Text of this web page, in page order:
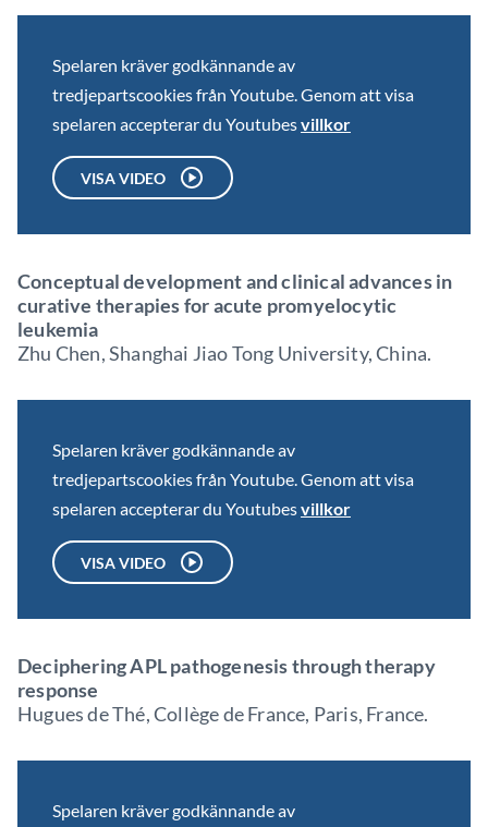
Spelaren kräver godkännande av
tredjepartscookies från Youtube. Genom att visa
spelaren accepterar du Youtubesvillkor
VISA VIDEO
Conceptual development and clinical advances in
curative therapies for acute promyelocytic
leukemia
Zhu Chen, Shanghai Jiao Tong University, China.
Spelaren kräver godkännande av
tredjepartscookies från Youtube. Genom att visa
spelaren accepterar du Youtubesvillkor
VISA VIDEO
Deciphering APL pathogenesis through therapy
response
Hugues de Thé, Collège de France, Paris, France.
Spelaren kräver godkännande av